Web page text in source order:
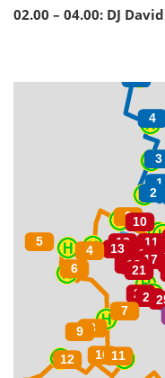
02.00 – 04.00: DJ